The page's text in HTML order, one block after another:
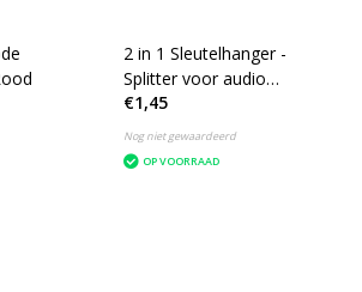
2 in 1 Sleutelhanger -
Splitter voor audio
oordopjes - Stylus -
Zwart
€1,45
Nog niet gewaardeerd
OP VOORRAAD